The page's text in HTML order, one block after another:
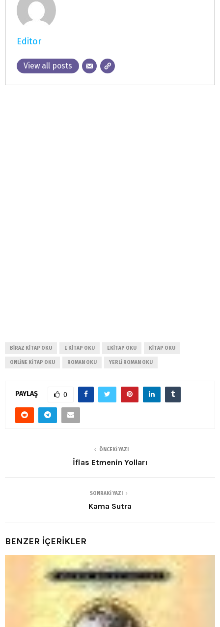
Editor
View all posts
BIRAZ KITAP OKU E KITAP OKU EKITAP OKU KITAP OKU
ONLINE KITAP OKU ROMAN OKU YERLI ROMAN OKU
PAYLAŞ 0
ÖNCEKI YAZI
İflas Etmenin Yolları
SONRAKI YAZI
Kama Sutra
BENZER İÇERİKLER